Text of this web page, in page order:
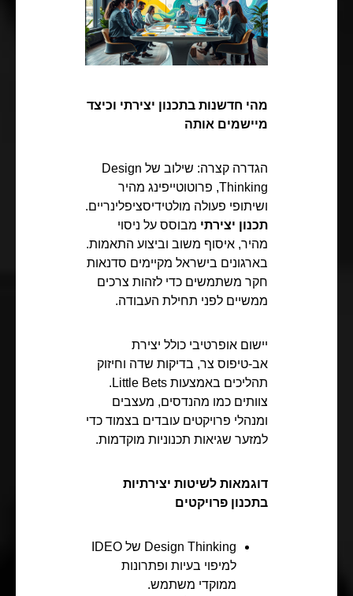
מהי חדשנות בתכנון יצירתי וכיצד
מיישמים אותה
הגדרה קצרה: שילוב של Design
Thinking, פרוטוטייפינג מהיר
ושיתופי פעולה מולטידיסציפלינריים.
תכנון יצירתי מבוסס על ניסוי
מהיר, איסוף משוב וביצוע התאמות.
בארגונים בישראל מקיימים סדנאות
חקר משתמשים כדי לזהות צרכים
ממשיים לפני תחילת העבודה.
יישום אופרטיבי כולל יצירת
אב-טיפוס צר, בדיקות שדה וחיזוק
תהליכים באמצעות Little Bets.
צוותים כמו מהנדסים, מעצבים
ומנהלי פרויקטים עובדים בצמוד כדי
למזער שגיאות תכנוניות מוקדמות.
דוגמאות לשיטות יצירתיות
בתכנון פרויקטים
Design Thinking של IDEO
למיפוי בעיות ופתרונות
ממוקדי משתמש.